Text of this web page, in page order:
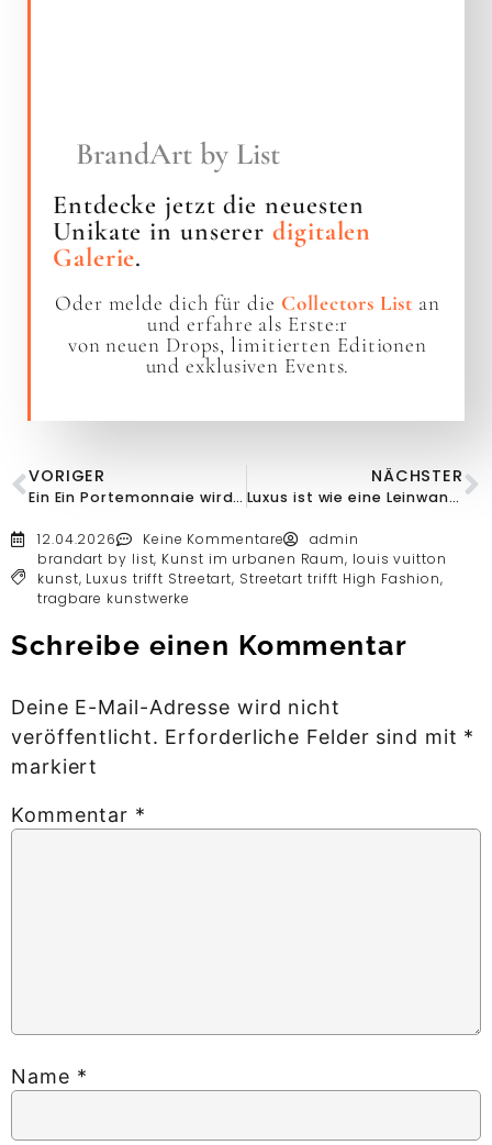
BrandArt by List
Entdecke jetzt die neuesten
Unikate in unsererdigitalen
Galerie.
Oder melde dich für die Collectors List an
und erfahre als Erste:r
von neuen Drops, limitierten Editionen
und exklusiven Events.
VORIGER
Ein Ein Portemonnaie wird zur Ikone – jede Berührung macht es wertvoller wird zur Ikone – jede Berührung macht es wertvoller
NÄCHSTER
Luxus ist wie eine Leinwand – mach sie zu deiner eigenen
12.04.2026 Keine Kommentare
admin
brandart by list, Kunst im urbanen Raum, louis vuitton
kunst, Luxus trifft Streetart, Streetart trifft High Fashion,
tragbare kunstwerke
Schreibe einen Kommentar
Deine E-Mail-Adresse wird nicht
veröffentlicht. Erforderliche Felder sind mit *
markiert
Kommentar *
Name *